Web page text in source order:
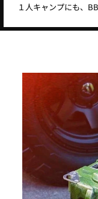
１人キャンプにも、